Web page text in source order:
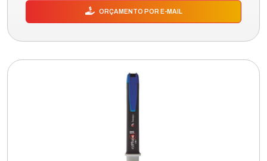
ORÇAMENTO POR E-MAIL